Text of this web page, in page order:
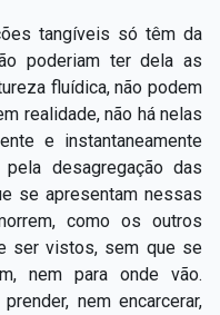
tangíveis só têm da
poderiam ter dela as
fluídica, não podem
realidade, não há nelas
e instantaneamente
desagregação das
se apresentam nessas
como os outros
ser vistos, sem que se
nem para onde vão.
nem encarcerar,